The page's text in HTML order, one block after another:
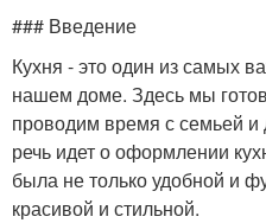
### Введение
Кухня - это один из самых
нашем доме. Здесь мы
проводим время с семьей и
речь идет о оформлении
была не только удобной и
красивой и стильной.